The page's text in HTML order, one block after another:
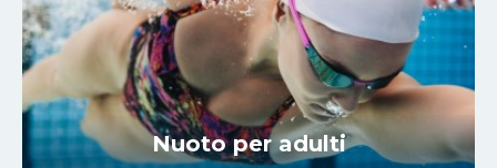
Nuoto per adulti